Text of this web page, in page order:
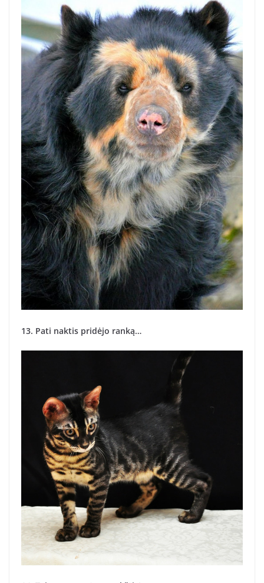
13. Pati naktis pridėjo ranką…